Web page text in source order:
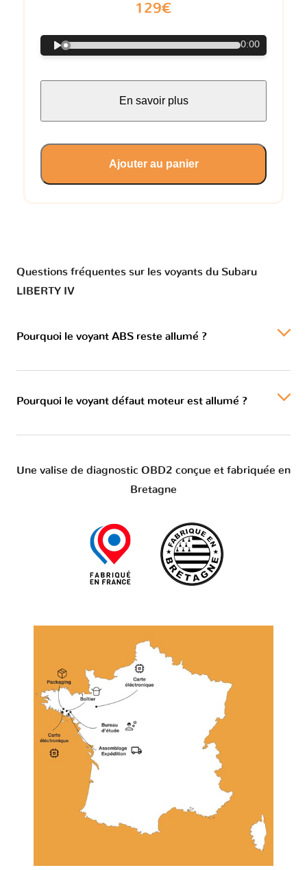
129€
0:00
En savoir plus
Ajouter au panier
Questions fréquentes sur les voyants du Subaru
LIBERTY IV
Pourquoi le voyant ABS reste allumé ?
Pourquoi le voyant défaut moteur est allumé ?
Une valise de diagnostic OBD2 conçue et fabriquée en
Bretagne